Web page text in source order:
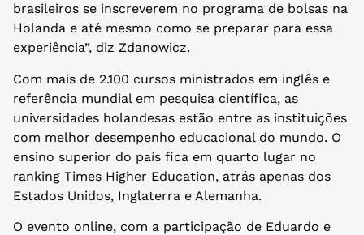
brasileiros se inscreverem no programa de bolsas na
Holanda e até mesmo como se preparar para essa
experiência”, diz Zdanowicz.
Com mais de 2.100 cursos ministrados em inglês e
referência mundial em pesquisa científica, as
universidades holandesas estão entre as instituições
com melhor desempenho educacional do mundo. O
ensino superior do país fica em quarto lugar no
ranking Times Higher Education, atrás apenas dos
Estados Unidos, Inglaterra e Alemanha.
O evento online, com a participação de Eduardo e